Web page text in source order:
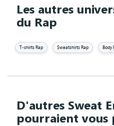
Les autres
du Rap
T-shirts Rap Sweatshirts Rap Body
D'autres Sweat
pourraient vous